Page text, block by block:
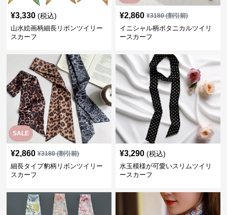
¥3,330 (税込)
山水絵画柄細長リボンツイリー
スカーフ
¥2,860 ¥3180(割引前)
イニシャル柄ボタニカルツイリ
ースカーフ
SALE
¥2,860 ¥3180(割引前)
細長タイプ豹柄リボンツイリー
スカーフ
¥3,290 (税込)
水玉模様が可愛いスリムツイリ
ースカーフ